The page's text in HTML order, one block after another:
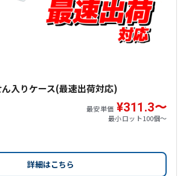
入りケース(最速出荷対応)
最安単価 ¥311.3〜
最小ロット100個〜
詳細はこちら